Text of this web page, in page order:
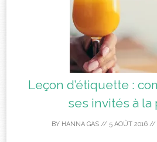
Leçon d’étiquette :
ses invités à la
BY HANNA GAS// 5 AOÛT 2016//